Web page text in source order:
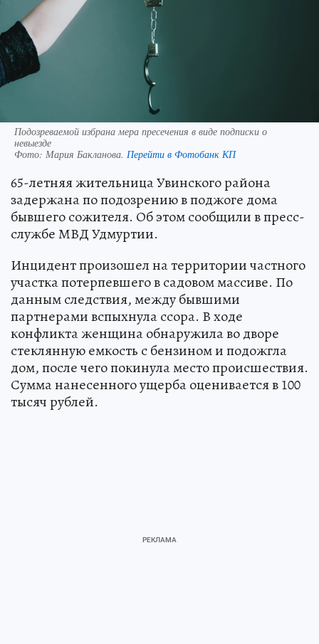
Подозреваемой избрана мера пресечения в виде подписки о
невыезде
Фото: Мария Бакланова. Перейти в Фотобанк КП
65-летняя жительница Увинского района
задержана по подозрению в поджоге дома
бывшего сожителя. Об этом сообщили в пресс-
службе МВД Удмуртии.
Инцидент произошел на территории частного
участка потерпевшего в садовом массиве. По
данным следствия, между бывшими
партнерами вспыхнула ссора. В ходе
конфликта женщина обнаружила во дворе
стеклянную емкость с бензином и подожгла
дом, после чего покинула место происшествия.
Сумма нанесенного ущерба оценивается в 100
тысяч рублей.